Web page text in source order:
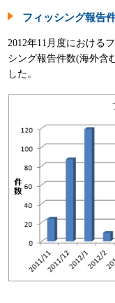
フィッシング報告
2012年11月度における
シング報告件数(海外含
した。